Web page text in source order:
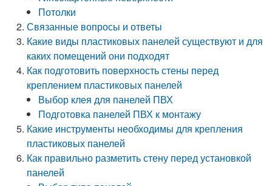
Потолки
Связанные вопросы и ответы
Какие виды пластиковых панелей существуют и для
каких помещений они подходят
Как подготовить поверхность стены перед
креплением пластиковых панелей
Выбор клея для панелей ПВХ
Подготовка панелей ПВХ к монтажу
Какие инструменты необходимы для крепления
пластиковых панелей
Как правильно разметить стену перед установкой
панелей